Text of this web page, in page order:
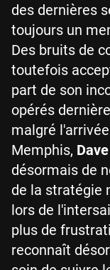
des dernières
toujours un
Des bruits de
toutefois
part de son
opérés
malgré
Memphis,
désormais de
de la stratégie
lors de
plus de
reconnaît